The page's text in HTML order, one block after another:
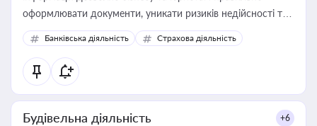
оформлювати документи, уникати ризиків недійсності та
забезпечувати їх належне прийняття органами влади та
контрагентами
Банківська діяльність Страхова діяльність
Будівельна діяльність +6